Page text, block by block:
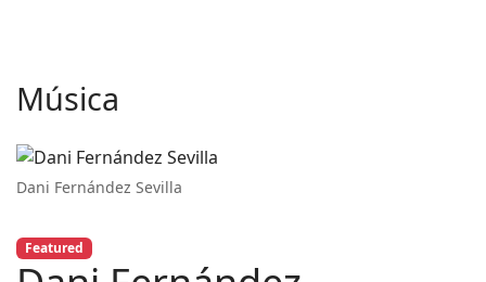
Música
Dani Fernández Sevilla
Featured